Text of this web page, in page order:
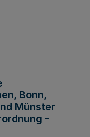
Bonn,
Münster
-